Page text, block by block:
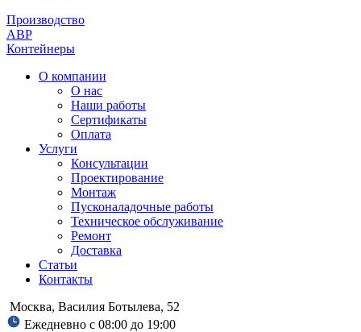
Производство
АВР
Контейнеры
О компании
О нас
Наши работы
Сертификаты
Оплата
Услуги
Консультации
Проектирование
Монтаж
Пусконаладочные работы
Техническое обслуживание
Ремонт
Доставка
Статьи
Контакты
Москва, Василия Ботылева, 52
Ежедневно с 08:00 до 19:00